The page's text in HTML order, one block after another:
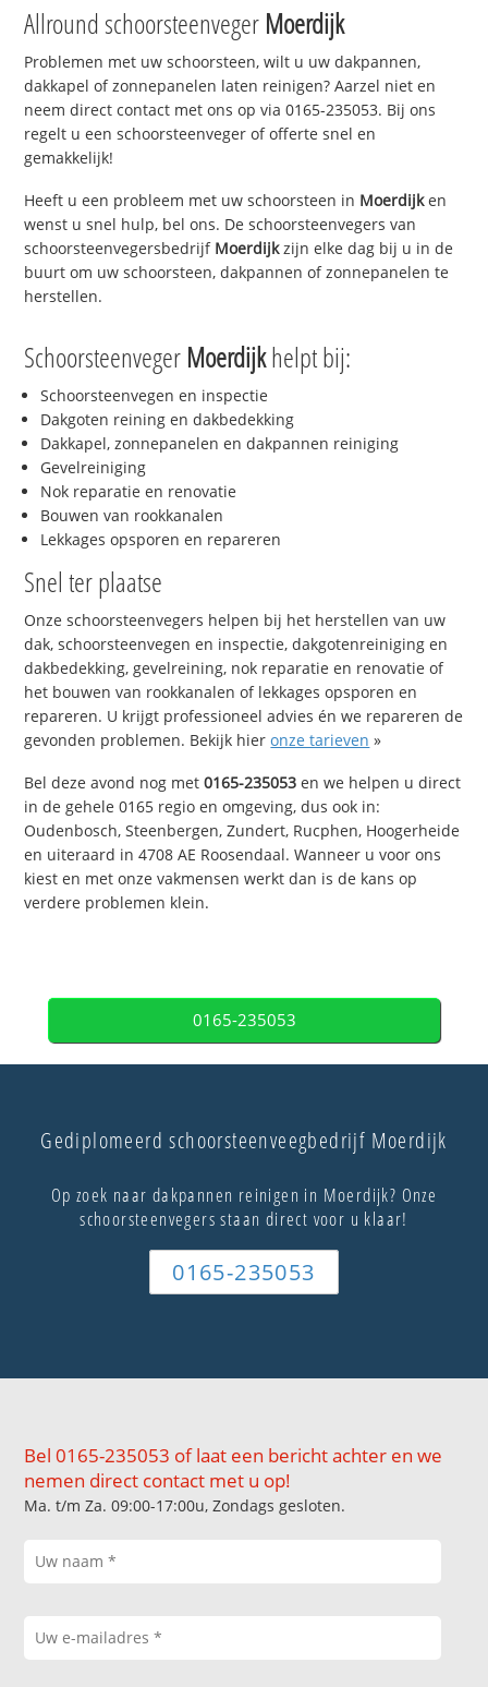
Allround schoorsteenveger Moerdijk
Problemen met uw schoorsteen, wilt u uw dakpannen,
dakkapel of zonnepanelen laten reinigen? Aarzel niet en
neem direct contact met ons op via 0165-235053. Bij ons
regelt u een schoorsteenveger of offerte snel en
gemakkelijk!
Heeft u een probleem met uw schoorsteen in Moerdijken
wenst u snel hulp, bel ons. De schoorsteenvegers van
schoorsteenvegersbedrijf Moerdijkzijn elke dag bij u in de
buurt om uw schoorsteen, dakpannen of zonnepanelen te
herstellen.
Schoorsteenveger Moerdijkhelpt bij:
Schoorsteenvegen en inspectie
Dakgoten reining en dakbedekking
Dakkapel, zonnepanelen en dakpannen reiniging
Gevelreiniging
Nok reparatie en renovatie
Bouwen van rookkanalen
Lekkages opsporen en repareren
Snel ter plaatse
Onze schoorsteenvegers helpen bij het herstellen van uw
dak, schoorsteenvegen en inspectie, dakgotenreiniging en
dakbedekking, gevelreining, nok reparatie en renovatie of
het bouwen van rookkanalen of lekkages opsporen en
repareren. U krijgt professioneel advies én we repareren de
gevonden problemen. Bekijk hieronze tarieven »
Bel deze avond nog met0165-235053 en we helpen u direct
in de gehele 0165 regio en omgeving, dus ook in:
Oudenbosch, Steenbergen, Zundert, Rucphen, Hoogerheide
en uiteraard in 4708 AE Roosendaal. Wanneer u voor ons
kiest en met onze vakmensen werkt dan is de kans op
verdere problemen klein.
0165-235053
Gediplomeerd schoorsteenveegbedrijf Moerdijk
Op zoek naar dakpannen reinigen in Moerdijk? Onze
schoorsteenvegers staan direct voor u klaar!
0165-235053
Bel 0165-235053 of laat een bericht achter en we
nemen direct contact met u op!
Ma. t/m Za. 09:00-17:00u, Zondags gesloten.